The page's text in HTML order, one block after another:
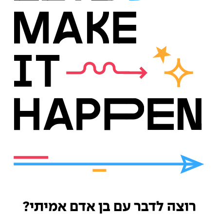
רוצה לדבר עם בן אדם אמיתי?